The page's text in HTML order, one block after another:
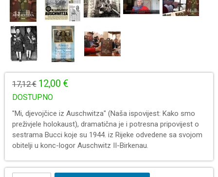
17,12 € 12,00 €
DOSTUPNO
"Mi, djevojčice iz Auschwitza" (Naša ispovijest: Kako smo
preživjele holokaust), dramatična je i potresna pripovijest o
sestrama Bucci koje su 1944. iz Rijeke odvedene sa svojom
obitelji u konc-logor Auschwitz II-Birkenau.